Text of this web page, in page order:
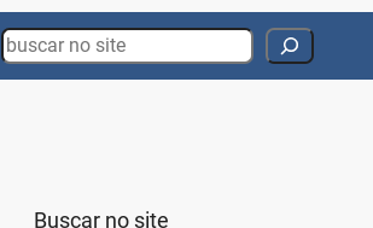
Search
Buscar no site